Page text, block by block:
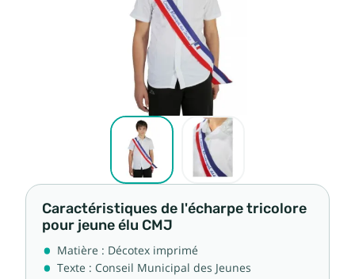
Caractéristiques de l'écharpe tricolore
pour jeune élu CMJ
Matière : Décotex imprimé
Texte : Conseil Municipal des Jeunes